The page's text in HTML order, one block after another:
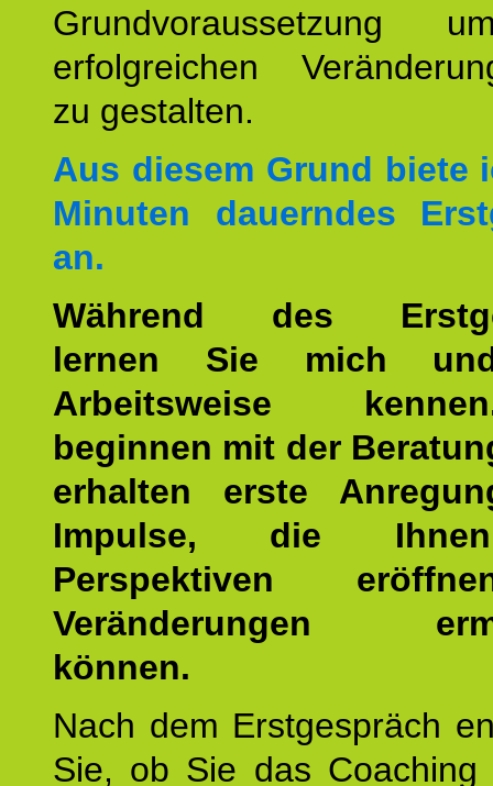
Grundvoraussetzung
erfolgreichen
zu gestalten.
Aus diesem Grund biete
Minuten dauerndes
an.
Während des
lernen Sie mich
Arbeitsweise
beginnen mit der
erhalten erste
Impulse, die
Perspektiven
Veränderungen
können.
Nach dem Erstgespräch
Sie, ob Sie das Coaching